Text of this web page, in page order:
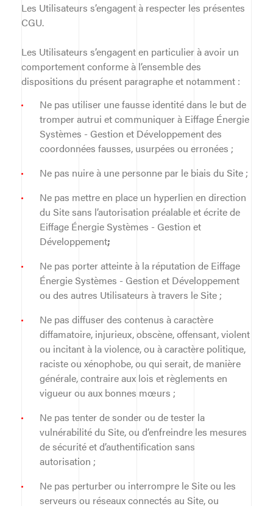
Les Utilisateurs s’engagent à respecter les présentes
CGU.
Les Utilisateurs s’engagent en particulier à avoir un
comportement conforme à l’ensemble des
dispositions du présent paragraphe et notamment :
Ne pas utiliser une fausse identité dans le but de
tromper autrui et communiquer à Eiffage Énergie
Systèmes - Gestion et Développement des
coordonnées fausses, usurpées ou erronées ;
Ne pas nuire à une personne par le biais du Site ;
Ne pas mettre en place un hyperlien en direction
du Site sans l’autorisation préalable et écrite de
Eiffage Énergie Systèmes - Gestion et
Développement;
Ne pas porter atteinte à la réputation de Eiffage
Énergie Systèmes - Gestion et Développement
ou des autres Utilisateurs à travers le Site ;
Ne pas diffuser des contenus à caractère
diffamatoire, injurieux, obscène, offensant, violent
ou incitant à la violence, ou à caractère politique,
raciste ou xénophobe, ou qui serait, de manière
générale, contraire aux lois et règlements en
vigueur ou aux bonnes mœurs ;
Ne pas tenter de sonder ou de tester la
vulnérabilité du Site, ou d’enfreindre les mesures
de sécurité et d’authentification sans
autorisation ;
Ne pas perturber ou interrompre le Site ou les
serveurs ou réseaux connectés au Site, ou